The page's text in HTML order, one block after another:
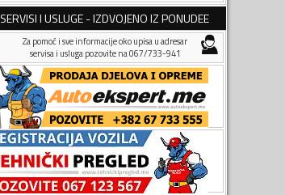
SERVISI I USLUGE - IZDVOJENO IZ PONUDEE
Za pomoć i sve informacije oko upisa u adresar
servisa i usluga pozovite na 067/733-941